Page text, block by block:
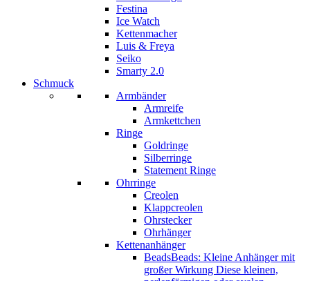
Festina
Ice Watch
Kettenmacher
Luis & Freya
Seiko
Smarty 2.0
Schmuck
Armbänder
Armreife
Armkettchen
Ringe
Goldringe
Silberringe
Statement Ringe
Ohrringe
Creolen
Klappcreolen
Ohrstecker
Ohrhänger
Kettenanhänger
BeadsBeads: Kleine Anhänger mit
großer Wirkung Diese kleinen,